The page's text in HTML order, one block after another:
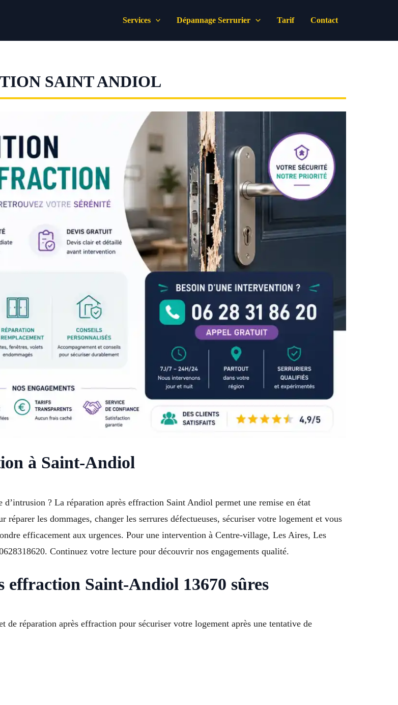
Services Dépannage Serrurier Tarif Contact
SAINT ANDIOL
à Saint-Andiol
d’intrusion ? La réparation après effraction Saint Andiol permet une remise en état
les dommages, changer les serrures défectueuses, sécuriser votre logement et vous
efficacement aux urgences. Pour une intervention à Centre-village, Les Aires, Les
Continuez votre lecture pour découvrir nos engagements qualité.
effraction Saint-Andiol 13670 sûres
réparation après effraction pour sécuriser votre logement après une tentative de